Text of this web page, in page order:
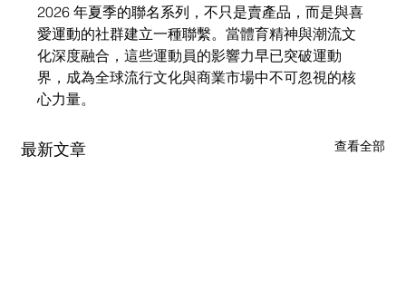
2026 年夏季的聯名系列，不只是賣產品，而是與喜
愛運動的社群建立一種聯繫。 當體育精神與潮流文
化深度融合，這些運動員的影響力早已突破運動
界，成為全球流行文化與商業市場中不可忽視的核
心力量。
最新文章 查看全部